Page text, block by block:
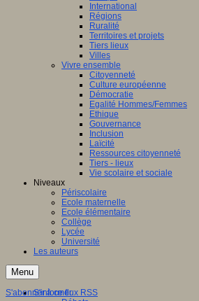
International
Régions
Ruralité
Territoires et projets
Tiers lieux
Villes
Vivre ensemble
Citoyenneté
Culture européenne
Démocratie
Egalité Hommes/Femmes
Ethique
Gouvernance
Inclusion
Laïcité
Ressources citoyenneté
Tiers - lieux
Vie scolaire et sociale
Niveaux
Périscolaire
Ecole maternelle
Ecole élémentaire
Collège
Lycée
Université
Les auteurs
Menu
S'informer
S'abonner à ce flux RSS